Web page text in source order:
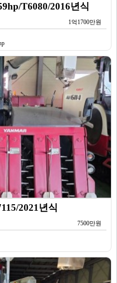
T6080/2016년식
1억1700만원
2021년식
7500만원